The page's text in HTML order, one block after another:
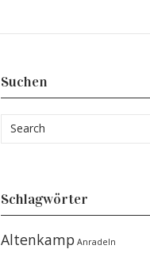
Suchen
Schlagwörter
Altenkamp Anradeln